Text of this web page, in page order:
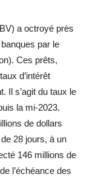
a octroyé près
par le
Ces prêts,
d’intérêt
Il s’agit du taux le
la mi-2023.
de dollars
28 jours, à un
146 millions de
l’échéance des